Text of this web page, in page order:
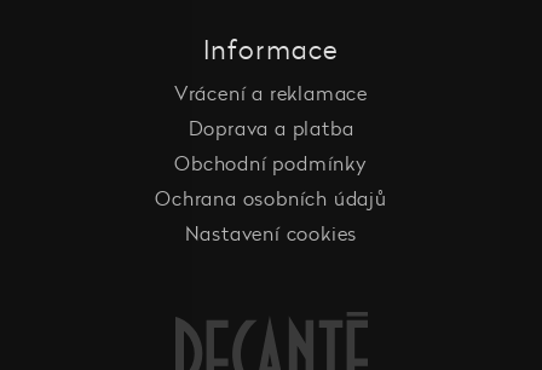
Informace
Vrácení a reklamace
Doprava a platba
Obchodní podmínky
Ochrana osobních údajů
Nastavení cookies